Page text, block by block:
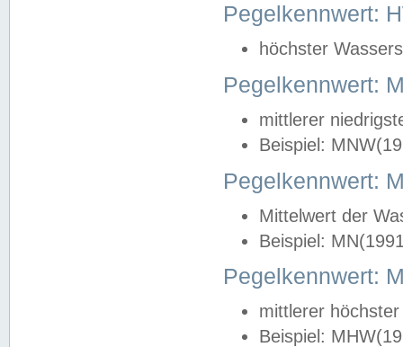
Pegelkennwert:
höchster
Pegelkennwert:
mittlerer
Beispiel:
Pegelkennwert:
Mittelwert der
Beispiel:
Pegelkennwert:
mittlerer
Beispiel: